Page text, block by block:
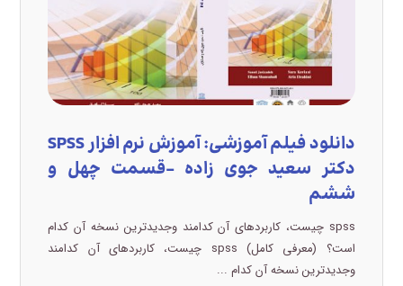
دانلود فیلم آموزشی: آموزش نرم افزار SPSS
دکتر سعید جوی زاده –قسمت چهل و
ششم
spss چیست، کاربردهای آن کدامند وجدیدترین نسخه آن کدام
است؟ (معرفی کامل) spss چیست، کاربردهای آن کدامند
وجدیدترین نسخه آن کدام ...